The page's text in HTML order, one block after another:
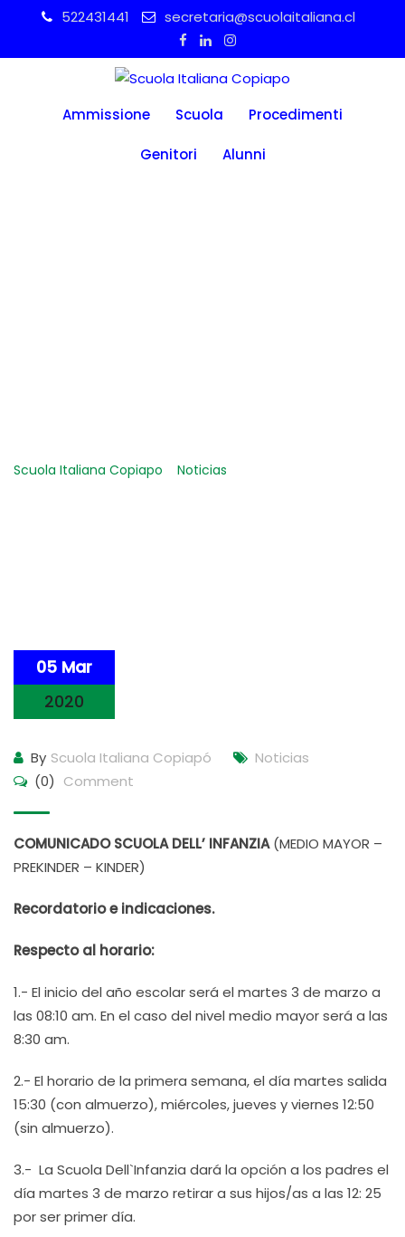
content
522431441 secretaria@scuolaitaliana.cl
Ammissione Scuola Procedimenti
Genitori Alunni
Scuola Italiana Copiapo Noticias
05 Mar
2020
By Scuola Italiana Copiapó
Noticias
(0) Comment
COMUNICADO SCUOLA DELL’ INFANZIA(MEDIO MAYOR –
PREKINDER – KINDER)
Recordatorio e indicaciones.
Respecto al horario:
1.- El inicio del año escolar será el martes 3 de marzo a
las 08:10 am. En el caso del nivel medio mayor será a las
8:30 am.
2.- El horario de la primera semana, el día martes salida
15:30 (con almuerzo), miércoles, jueves y viernes 12:50
(sin almuerzo).
3.- La Scuola Dell`Infanzia dará la opción a los padres el
día martes 3 de marzo retirar a sus hijos/as a las 12: 25
por ser primer día.